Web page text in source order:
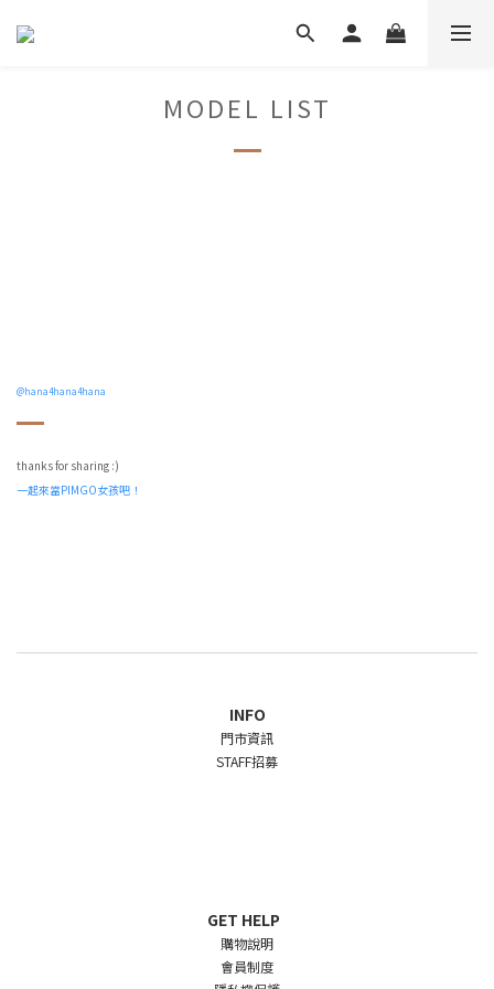
MODEL LIST
@hana4hana4hana
thanks for sharing :)
一起來當PIMGO女孩吧！
INFO
門市資訊
STAFF招募
GET HELP
購物說明
會員制度